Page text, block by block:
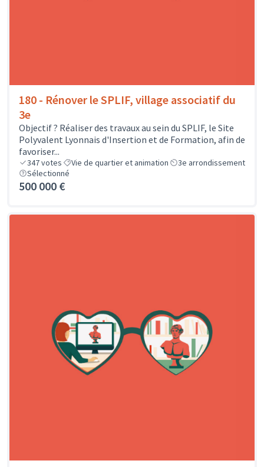
180 - Rénover le SPLIF, village associatif du
3e
Objectif ? Réaliser des travaux au sein du SPLIF, le Site
Polyvalent Lyonnais d'Insertion et de Formation, afin de
favoriser...
347votes Vie de quartier et animation
3e arrondissement
Sélectionné
500 000 €